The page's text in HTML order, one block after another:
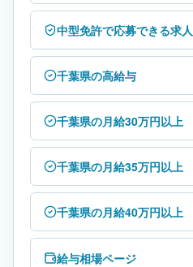
中型免許で応募できる求人
千葉県の高給与
千葉県の月給30万円以上
千葉県の月給35万円以上
千葉県の月給40万円以上
給与相場ページ